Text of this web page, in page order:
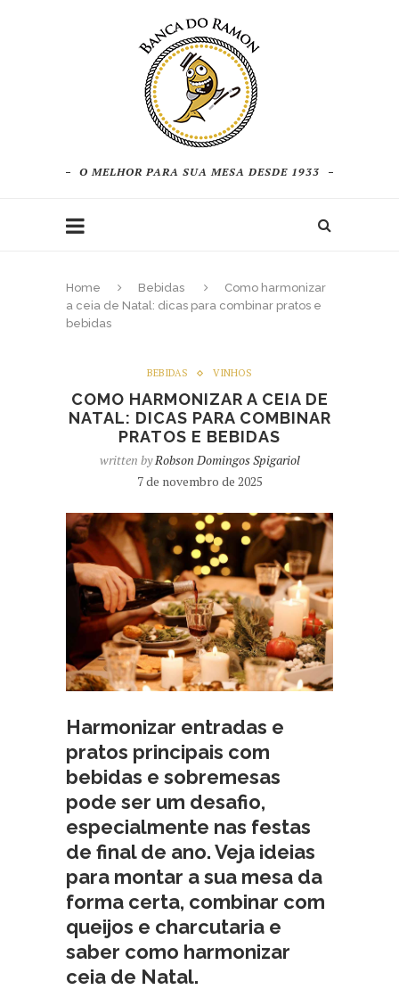
O MELHOR PARA SUA MESA DESDE 1933
Home Bebidas
Como harmonizar
a ceia de Natal: dicas para combinar pratos e
bebidas
BEBIDAS VINHOS
COMO HARMONIZAR A CEIA DE
NATAL: DICAS PARA COMBINAR
PRATOS E BEBIDAS
written byRobson Domingos Spigariol
7 de novembro de 2025
Harmonizar entradas e
pratos principais com
bebidas e sobremesas
pode ser um desafio,
especialmente nas festas
de final de ano. Veja ideias
para montar a sua mesa da
forma certa, combinar com
queijos e charcutaria e
saber como harmonizar
ceia de Natal.